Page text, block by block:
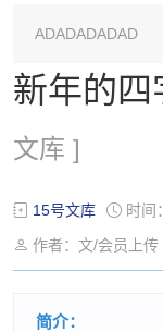
ADADADADAD
新年的四
文库 ]
15号文库 时间
作者：文/会员上传
简介：